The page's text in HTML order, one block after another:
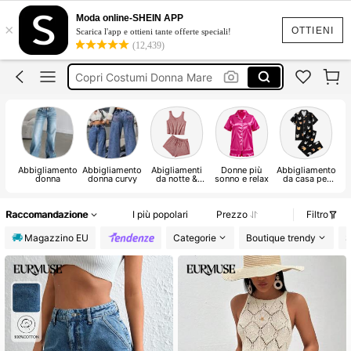
OTTIENI
×
Moda online-SHEIN APP
Scarica l'app e ottieni tante offerte speciali!
(12,439)
Costumi Mare Donna
Copricostume Donna
Top
Copri Costumi Donna Mare
Costumi Mare Donna
Abbigliamento
donna
Abbigliamento
donna curvy
Abigliamenti
da notte &
Donne più
sonno e relax
Abbigliamento
da casa per
Raccomandazione I più popolari Prezzo
Filtro
Magazzino EU
Categorie Boutique trendy